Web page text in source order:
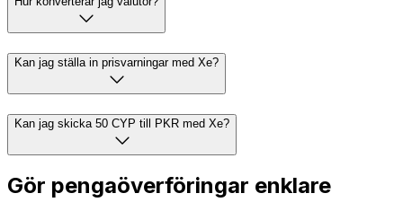
Kan jag ställa in prisvarningar med Xe?
Kan jag skicka 50 CYP till PKR med Xe?
Gör pengaöverföringar enklare